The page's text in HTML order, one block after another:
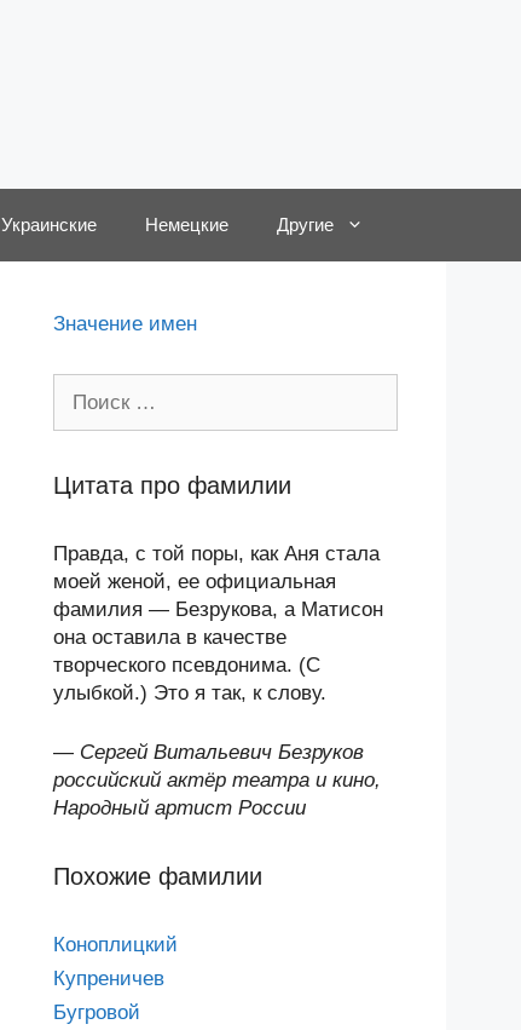
Украинские Немецкие Другие
Значение имен
Цитата про фамилии
Правда, с той поры, как Аня стала
моей женой, ее официальная
фамилия — Безрукова, а Матисон
она оставила в качестве
творческого псевдонима. (С
улыбкой.) Это я так, к слову.
— Сергей Витальевич Безруков
российский актёр театра и кино,
Народный артист России
Похожие фамилии
Коноплицкий
Купреничев
Бугровой